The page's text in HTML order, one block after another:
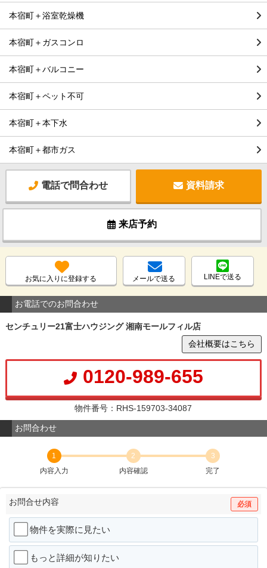
本宿町＋浴室乾燥機
本宿町＋ガスコンロ
本宿町＋バルコニー
本宿町＋ペット不可
本宿町＋本下水
本宿町＋都市ガス
電話で問合わせ 資料請求
来店予約
お気に入りに登録する メールで送る LINEで送る
お電話でのお問合わせ
センチュリー21富士ハウジング 湘南モールフィル店
会社概要はこちら
0120-989-655
物件番号：RHS-159703-34087
お問合わせ
1
内容入力
2
内容確認
3
完了
お問合せ内容 必須
物件を実際に見たい
もっと詳細が知りたい